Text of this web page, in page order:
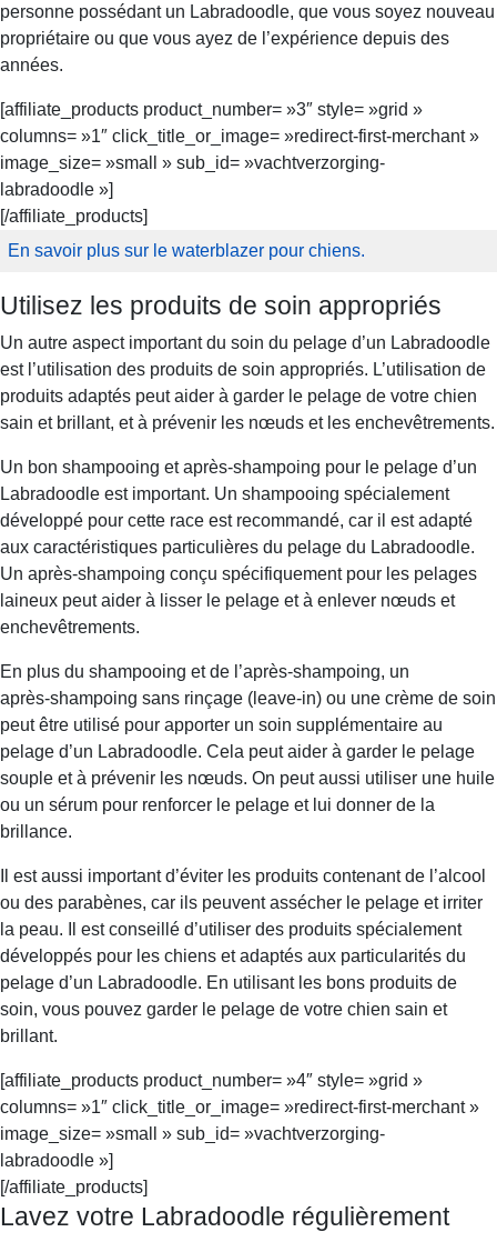
personne possédant un Labradoodle, que vous soyez nouveau
propriétaire ou que vous ayez de l’expérience depuis des
années.
[affiliate_products product_number= »3″ style= »grid »
columns= »1″ click_title_or_image= »redirect-first-merchant »
image_size= »small » sub_id= »vachtverzorging-
labradoodle »]
[/affiliate_products]
En savoir plus sur le waterblazer pour chiens.
Utilisez les produits de soin appropriés
Un autre aspect important du soin du pelage d’un Labradoodle
est l’utilisation des produits de soin appropriés. L’utilisation de
produits adaptés peut aider à garder le pelage de votre chien
sain et brillant, et à prévenir les nœuds et les enchevêtrements.
Un bon shampooing et après‑shampoing pour le pelage d’un
Labradoodle est important. Un shampooing spécialement
développé pour cette race est recommandé, car il est adapté
aux caractéristiques particulières du pelage du Labradoodle.
Un après‑shampoing conçu spécifiquement pour les pelages
laineux peut aider à lisser le pelage et à enlever nœuds et
enchevêtrements.
En plus du shampooing et de l’après‑shampoing, un
après‑shampoing sans rinçage (leave-in) ou une crème de soin
peut être utilisé pour apporter un soin supplémentaire au
pelage d’un Labradoodle. Cela peut aider à garder le pelage
souple et à prévenir les nœuds. On peut aussi utiliser une huile
ou un sérum pour renforcer le pelage et lui donner de la
brillance.
Il est aussi important d’éviter les produits contenant de l’alcool
ou des parabènes, car ils peuvent assécher le pelage et irriter
la peau. Il est conseillé d’utiliser des produits spécialement
développés pour les chiens et adaptés aux particularités du
pelage d’un Labradoodle. En utilisant les bons produits de
soin, vous pouvez garder le pelage de votre chien sain et
brillant.
[affiliate_products product_number= »4″ style= »grid »
columns= »1″ click_title_or_image= »redirect-first-merchant »
image_size= »small » sub_id= »vachtverzorging-
labradoodle »]
[/affiliate_products]
Lavez votre Labradoodle régulièrement